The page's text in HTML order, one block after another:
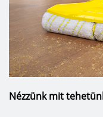
Nézzünk mit